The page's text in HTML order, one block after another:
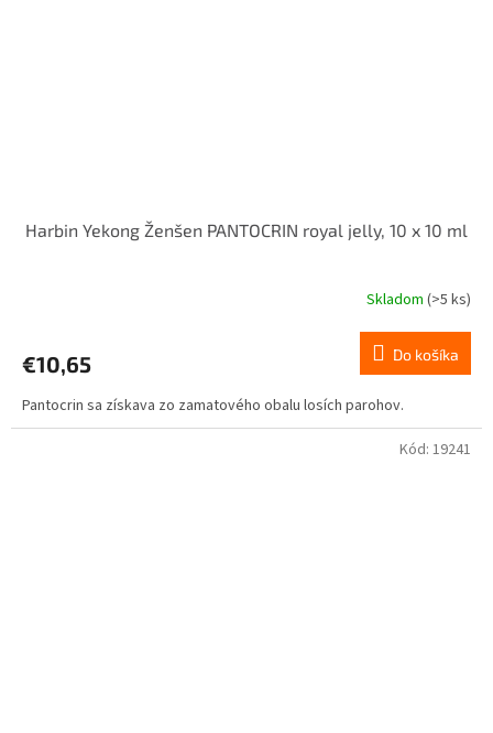
Harbin Yekong Ženšen PANTOCRIN royal jelly, 10 x 10 ml
Skladom (>5 ks)
€10,65 Do košíka
Pantocrin sa získava zo zamatového obalu losích parohov.
Kód: 19241